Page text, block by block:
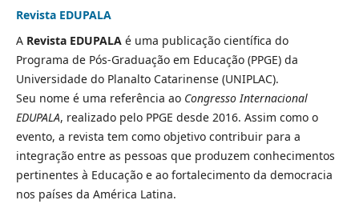
Revista EDUPALA
A Revista EDUPALAé uma publicação científica do
Programa de Pós-Graduação em Educação (PPGE) da
Universidade do Planalto Catarinense (UNIPLAC).
Seu nome é uma referência ao Congresso Internacional
EDUPALA, realizado pelo PPGE desde 2016. Assim como o
evento, a revista tem como objetivo contribuir para a
integração entre as pessoas que produzem conhecimentos
pertinentes à Educação e ao fortalecimento da democracia
nos países da América Latina.